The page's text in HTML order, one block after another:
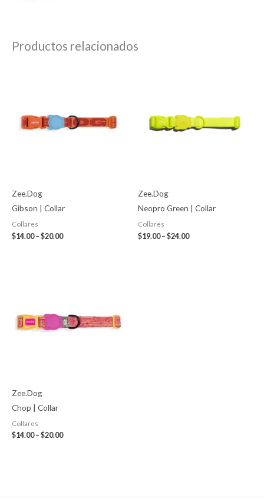
Productos relacionados
Zee.Dog
Gibson | Collar
Collares
$14.00 – $20.00
Zee.Dog
Neopro Green | Collar
Collares
$19.00 – $24.00
Zee.Dog
Chop | Collar
Collares
$14.00 – $20.00